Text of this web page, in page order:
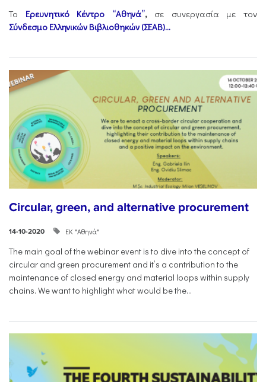
Το Ερευνητικό Κέντρο “Αθηνά”,σε συνεργασία με τον
Σύνδεσμο Ελληνικών Βιβλιοθηκών (ΣΕΑΒ)...
Circular, green, and alternative procurement
14-10-2020 ΕΚ "Αθηνά"
The main goal of the webinar event is to dive into the concept of
circular and green procurement and it’s a contribution to the
maintenance of closed energy and material loops within supply
chains. We want to highlight what would be the...